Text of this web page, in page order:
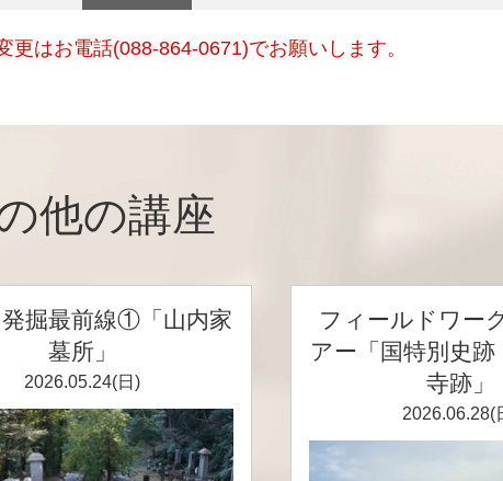
更はお電話(088-864-0671)でお願いします。
他の講座
掘最前線①「山内家
墓所」
2026.05.24(日)
フィールドワー
アー「国特別史
寺跡」
2026.06.28(